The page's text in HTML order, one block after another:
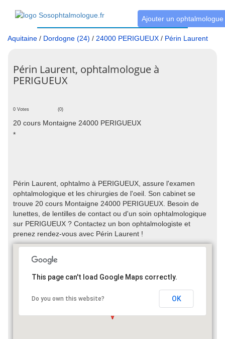
Ajouter un ophtalmologue
Aquitaine / Dordogne (24) / 24000 PERIGUEUX / Périn Laurent
Périn Laurent, ophtalmologue à
PERIGUEUX
0 Votes (0)
20 cours Montaigne 24000 PERIGUEUX
*
Périn Laurent, ophtalmo à PERIGUEUX, assure l'examen
ophtalmologique et les chirurgies de l'oeil. Son cabinet se
trouve 20 cours Montaigne 24000 PERIGUEUX. Besoin de
lunettes, de lentilles de contact ou d'un soin ophtalmologique
sur PERIGUEUX ? Contactez un bon ophtalmologiste et
prenez rendez-vous avec Périn Laurent !
This page can't load Google Maps correctly.
Do you own this website? OK